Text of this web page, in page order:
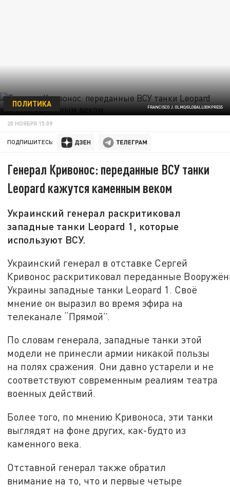
FRANCISCO J. OLMO/GLOBALLOOKPRESS
ПОЛИТИКА
20 НОЯБРЯ 15:09
ПОДПИШИТЕСЬ:
Генерал Кривонос: переданные ВСУ танки
Leopard кажутся каменным веком
Украинский генерал раскритиковал
западные танки Leopard 1, которые
используют ВСУ.
Украинский генерал в отставке Сергей
Кривонос раскритиковал переданные
Украины западные танки Leopard 1. Своё
мнение он выразил во время эфира на
телеканале “Прямой”.
По словам генерала, западные танки этой
модели не принесли армии никакой пользы
на полях сражения. Они давно устарели и не
соответствуют современным реалиям театра
военных действий.
Более того, по мнению Кривоноса, эти танки
выглядят на фоне других, как-будто из
каменного века.
Отставной генерал также обратил
внимание на то, что и первые четыре